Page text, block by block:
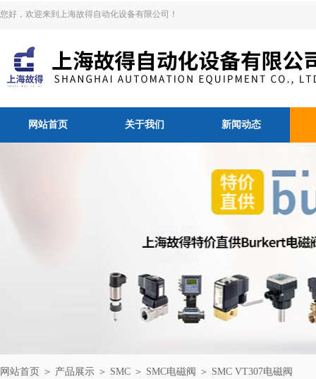
您好，欢迎来到上海故得自动化设备有限公司！
网站首页 关于我们 新闻动态
网站首页 ＞ 产品展示 ＞ SMC ＞ SMC电磁阀 ＞ SMC VT307电磁阀